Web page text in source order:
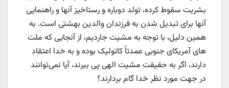
بشریت سقوط کرده، تولد دوباره و رستاخیز آنها و راهنمایی
آنها برای تبدیل شدن به فرزندان والدین بهشتی است. به
همین دلیل، با توجه به مشیت جاردیم، از آنجایی که ملت
های آمریکای جنوبی عمدتاً کاتولیک بوده و به خدا اعتقاد
دارند، اگر به حقیقت مشیت الهی پی ببرند، آیا نمی‌توانند
در جهت مورد نظر خدا گام بردارند؟